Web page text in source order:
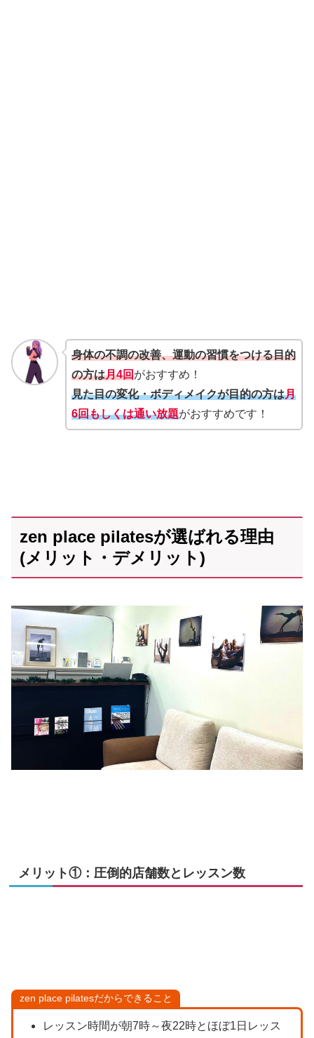
身体の不調の改善、運動の習慣をつける目的
の方は月4回がおすすめ！
見た目の変化・ボディメイクが目的の方は月
6回もしくは通い放題がおすすめです！
zen place pilatesが選ばれる理由
(メリット・デメリット)
メリット①：圧倒的店舗数とレッスン数
zen place pilatesだからできること
レッスン時間が朝7時～夜22時とほぼ1日レッス